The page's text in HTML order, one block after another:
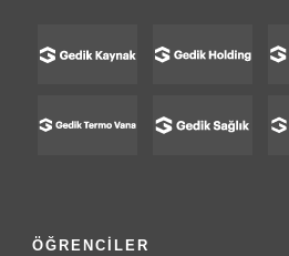
ÖĞRENCİLER